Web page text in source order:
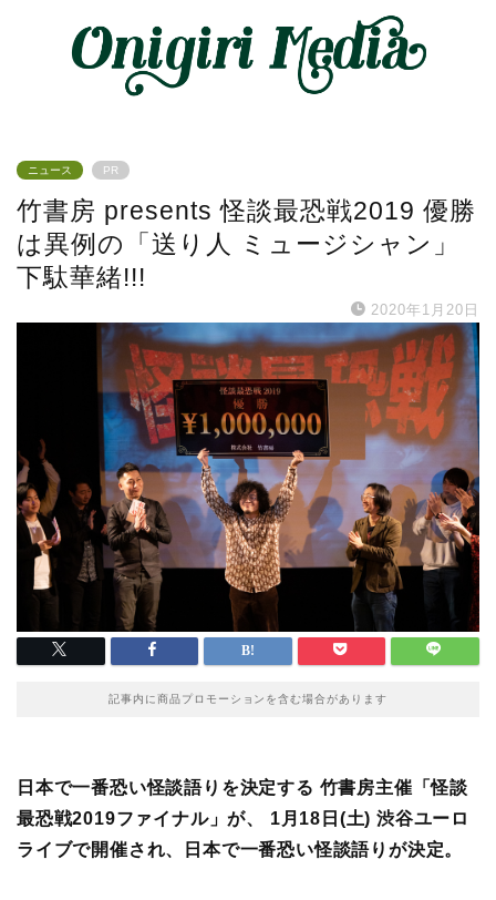
ニュース PR
竹書房 presents 怪談最恐戦2019 優勝
は異例の「送り人 ミュージシャン」
下駄華緒!!!
2020年1月20日
記事内に商品プロモーションを含む場合があります
日本で一番恐い怪談語りを決定する 竹書房主催「怪談
最恐戦2019ファイナル」が、 1月18日(土) 渋谷ユーロ
ライブで開催され、日本で一番恐い怪談語りが決定。